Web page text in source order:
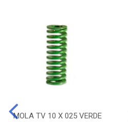
MOLA TV 10 X 025 VERDE